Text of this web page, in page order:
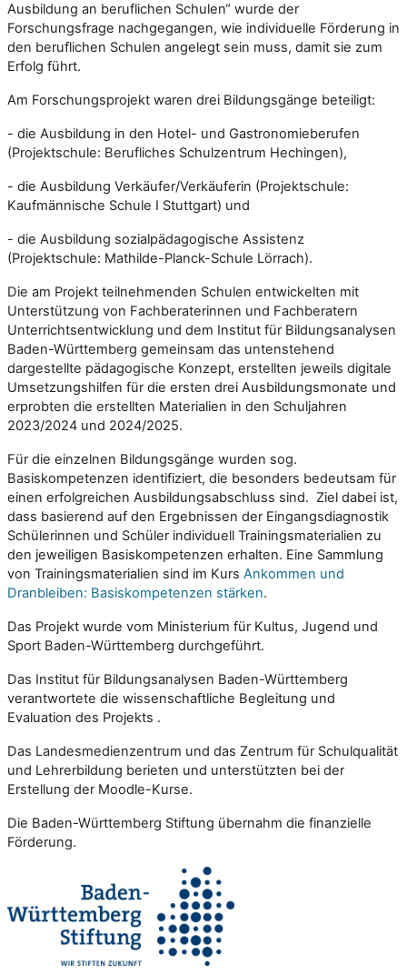
Ausbildung an beruflichen Schulen“ wurde der
Forschungsfrage nachgegangen, wie individuelle Förderung in
den beruflichen Schulen angelegt sein muss, damit sie zum
Erfolg führt.
Am Forschungsprojekt waren drei Bildungsgänge beteiligt:
- die Ausbildung in den Hotel- und Gastronomieberufen
(Projektschule: Berufliches Schulzentrum Hechingen),
- die Ausbildung Verkäufer/Verkäuferin (Projektschule:
Kaufmännische Schule I Stuttgart) und
- die Ausbildung sozialpädagogische Assistenz
(Projektschule: Mathilde-Planck-Schule Lörrach).
Die am Projekt teilnehmenden Schulen entwickelten mit
Unterstützung von Fachberaterinnen und Fachberatern
Unterrichtsentwicklung und dem Institut für Bildungsanalysen
Baden-Württemberg gemeinsam das untenstehend
dargestellte pädagogische Konzept, erstellten jeweils digitale
Umsetzungshilfen für die ersten drei Ausbildungsmonate und
erprobten die erstellten Materialien in den Schuljahren
2023/2024 und 2024/2025.
Für die einzelnen Bildungsgänge wurden sog.
Basiskompetenzen identifiziert, die besonders bedeutsam für
einen erfolgreichen Ausbildungsabschluss sind. Ziel dabei ist,
dass basierend auf den Ergebnissen der Eingangsdiagnostik
Schülerinnen und Schüler individuell Trainingsmaterialien zu
den jeweiligen Basiskompetenzen erhalten. Eine Sammlung
von Trainingsmaterialien sind im Kurs Ankommen und
Dranbleiben: Basiskompetenzen stärken.
Das Projekt wurde vom Ministerium für Kultus, Jugend und
Sport Baden-Württemberg durchgeführt.
Das Institut für Bildungsanalysen Baden-Württemberg
verantwortete die wissenschaftliche Begleitung und
Evaluation des Projekts .
Das Landesmedienzentrum und das Zentrum für Schulqualität
und Lehrerbildung berieten und unterstützten bei der
Erstellung der Moodle-Kurse.
Die Baden-Württemberg Stiftung übernahm die finanzielle
Förderung.